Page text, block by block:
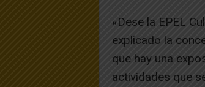
«Dese la EPEL
explicado la
que hay una
actividades que